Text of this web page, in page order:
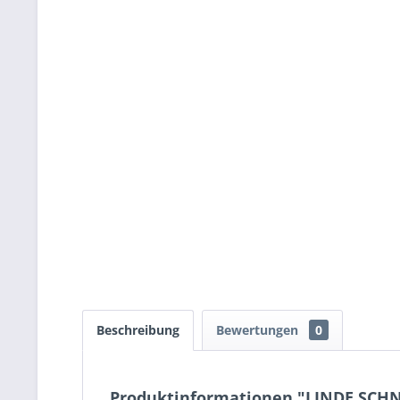
Beschreibung Bewertungen 0